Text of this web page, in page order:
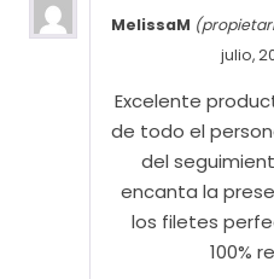
MelissaM
julio,
Excelente
de todo el
del
encanta la
los filetes
100%